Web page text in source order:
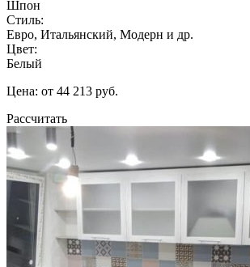
Шпон
Стиль:
Евро, Итальянский, Модерн и др.
Цвет:
Белый
Цена: от 44 213 руб.
Рассчитать